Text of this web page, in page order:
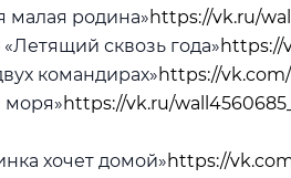
малая родина»https://vk.ru/
сквозь года»https://
командирах»https://
моря»https://vk.ru/
хочет домой»https://